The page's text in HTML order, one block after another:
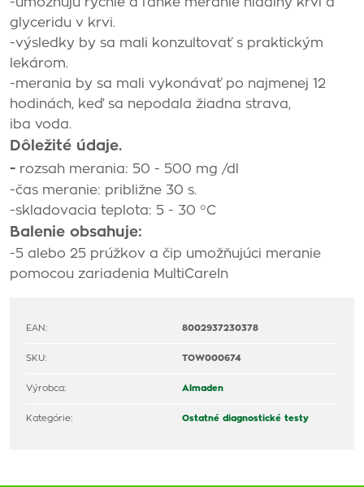
glyceridu v krvi.
-výsledky by sa mali konzultovať s praktickým
lekárom.
-merania by sa mali vykonávať po najmenej 12
hodinách, keď sa nepodala žiadna strava,
iba voda.
Dôležité údaje.
- rozsah merania: 50 - 500 mg /dl
-čas meranie: približne 30 s.
-skladovacia teplota: 5 - 30 °C
Balenie obsahuje:
-5 alebo 25 prúžkov a čip umožňujúci meranie
pomocou zariadenia MultiCareIn
EAN: 8002937230378
SKU: TOW000674
Výrobca: Almaden
Kategórie: Ostatné diagnostické testy